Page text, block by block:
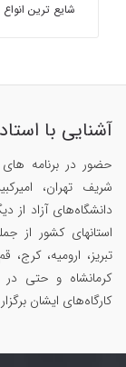
شایع ترین
آشنایی با
حضور در برنامه
شریف تهران،
دانشگاه‌های آزاد از
استانهای کشور از
تبریز، ارومیه،
کرمانشاه و حتی در
کارگاه‌های ایشان